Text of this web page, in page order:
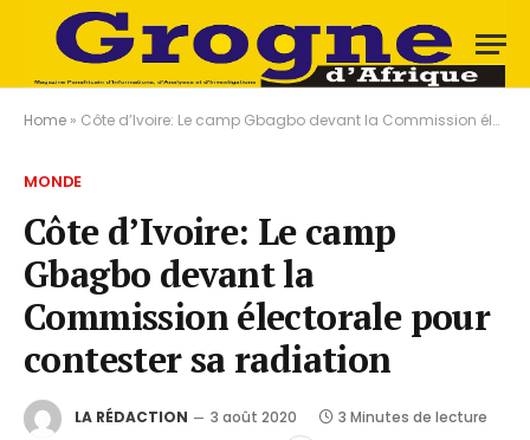
Home » Côte d’Ivoire: Le camp Gbagbo devant la Commission électorale pour contester sa radiation
MONDE
Côte d’Ivoire: Le camp
Gbagbo devant la
Commission électorale pour
contester sa radiation
LA RÉDACTION 3 août 2020 3 Minutes de lecture